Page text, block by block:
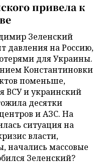
привела к
Зеленский
давления на Россию,
для Украины.
Константиновки
поменьше,
ВСУ и украинский
десятки
и АЗС. На
ситуация на
власти,
начались массовые
Зеленский?